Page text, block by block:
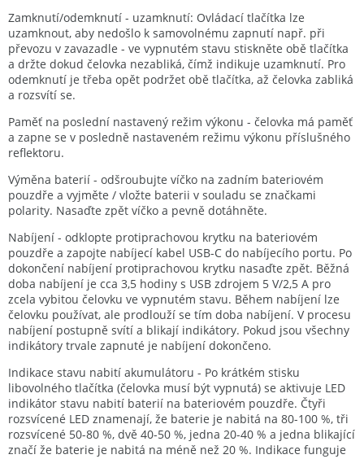
Zamknutí/odemknutí - uzamknutí: Ovládací tlačítka lze
uzamknout, aby nedošlo k samovolnému zapnutí např. při
převozu v zavazadle - ve vypnutém stavu stiskněte obě tlačítka
a držte dokud čelovka nezabliká, čímž indikuje uzamknutí. Pro
odemknutí je třeba opět podržet obě tlačítka, až čelovka zabliká
a rozsvítí se.
Paměť na poslední nastavený režim výkonu - čelovka má paměť
a zapne se v posledně nastaveném režimu výkonu příslušného
reflektoru.
Výměna baterií - odšroubujte víčko na zadním bateriovém
pouzdře a vyjměte / vložte baterii v souladu se značkami
polarity. Nasaďte zpět víčko a pevně dotáhněte.
Nabíjení - odklopte protiprachovou krytku na bateriovém
pouzdře a zapojte nabíjecí kabel USB-C do nabíjecího portu. Po
dokončení nabíjení protiprachovou krytku nasaďte zpět. Běžná
doba nabíjení je cca 3,5 hodiny s USB zdrojem 5 V/2,5 A pro
zcela vybitou čelovku ve vypnutém stavu. Během nabíjení lze
čelovku používat, ale prodlouží se tím doba nabíjení. V procesu
nabíjení postupně svítí a blikají indikátory. Pokud jsou všechny
indikátory trvale zapnuté je nabíjení dokončeno.
Indikace stavu nabití akumulátoru - Po krátkém stisku
libovolného tlačítka (čelovka musí být vypnutá) se aktivuje LED
indikátor stavu nabití baterií na bateriovém pouzdře. Čtyři
rozsvícené LED znamenají, že baterie je nabitá na 80-100 %, tři
rozsvícené 50-80 %, dvě 40-50 %, jedna 20-40 % a jedna blikající
značí že baterie je nabitá na méně než 20 %. Indikace funguje